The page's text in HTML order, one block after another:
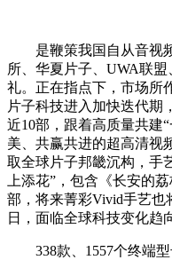
是鞭策我国自从音视频
所、华夏片子、UWA联
礼。正在指点下，市场所
片子科技进入加快迭代期
近10部，跟着高质量共建
美、共赢共进的超高清视
取全球片子邦畿沉构，手
上添花”，包含《长安的
部，将来菁彩Vivid手艺也
日，面临全球科技变化趋
338款、1557个终端型